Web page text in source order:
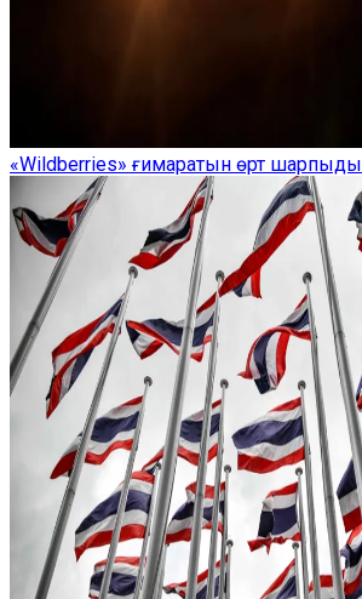
«Wildberries» ғимаратын өрт шарпыды